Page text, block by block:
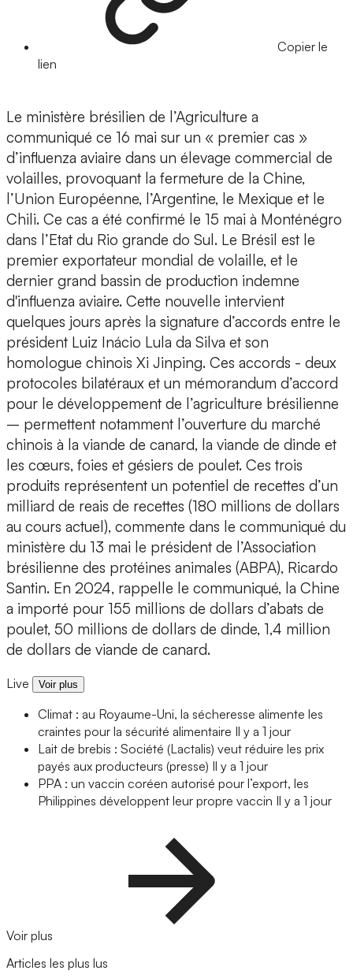
Copier le
lien
Le ministère brésilien de l’Agriculture a
communiqué ce 16 mai sur un « premier cas »
d’influenza aviaire dans un élevage commercial de
volailles, provoquant la fermeture de la Chine,
l’Union Européenne, l’Argentine, le Mexique et le
Chili. Ce cas a été confirmé le 15 mai à Monténégro
dans l’Etat du Rio grande do Sul. Le Brésil est le
premier exportateur mondial de volaille, et le
dernier grand bassin de production indemne
d'influenza aviaire. Cette nouvelle intervient
quelques jours après la signature d’accords entre le
président Luiz Inácio Lula da Silva et son
homologue chinois Xi Jinping. Ces accords - deux
protocoles bilatéraux et un mémorandum d’accord
pour le développement de l’agriculture brésilienne
– permettent notamment l’ouverture du marché
chinois à la viande de canard, la viande de dinde et
les cœurs, foies et gésiers de poulet. Ces trois
produits représentent un potentiel de recettes d’un
milliard de reais de recettes (180 millions de dollars
au cours actuel), commente dans le communiqué du
ministère du 13 mai le président de l’Association
brésilienne des protéines animales (ABPA), Ricardo
Santin. En 2024, rappelle le communiqué, la Chine
a importé pour 155 millions de dollars d’abats de
poulet, 50 millions de dollars de dinde, 1,4 million
de dollars de viande de canard.
Live Voir plus
Climat : au Royaume-Uni, la sécheresse alimente les
craintes pour la sécurité alimentaire Il y a 1 jour
Lait de brebis : Société (Lactalis) veut réduire les prix
payés aux producteurs (presse) Il y a 1 jour
PPA : un vaccin coréen autorisé pour l’export, les
Philippines développent leur propre vaccin Il y a 1 jour
Voir plus
Articles les plus lus